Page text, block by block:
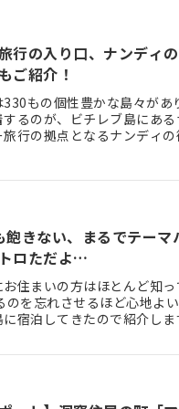
行の入り口、ナンディ
ご紹介！
もの個性豊かな島々があ
るのが、ビチレブ島にあ
行の拠点となるナンディ
飽きない、まるでテーマ
ロただよ…
住まいの方はほとんど知
のを忘れさせるほど心地よ
してきたので紹介します！ 目次 ユニー